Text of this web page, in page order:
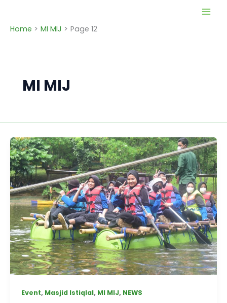
content
Home MI MIJ Page 12
MI MIJ
Event, Masjid Istiqlal, MI MIJ, NEWS